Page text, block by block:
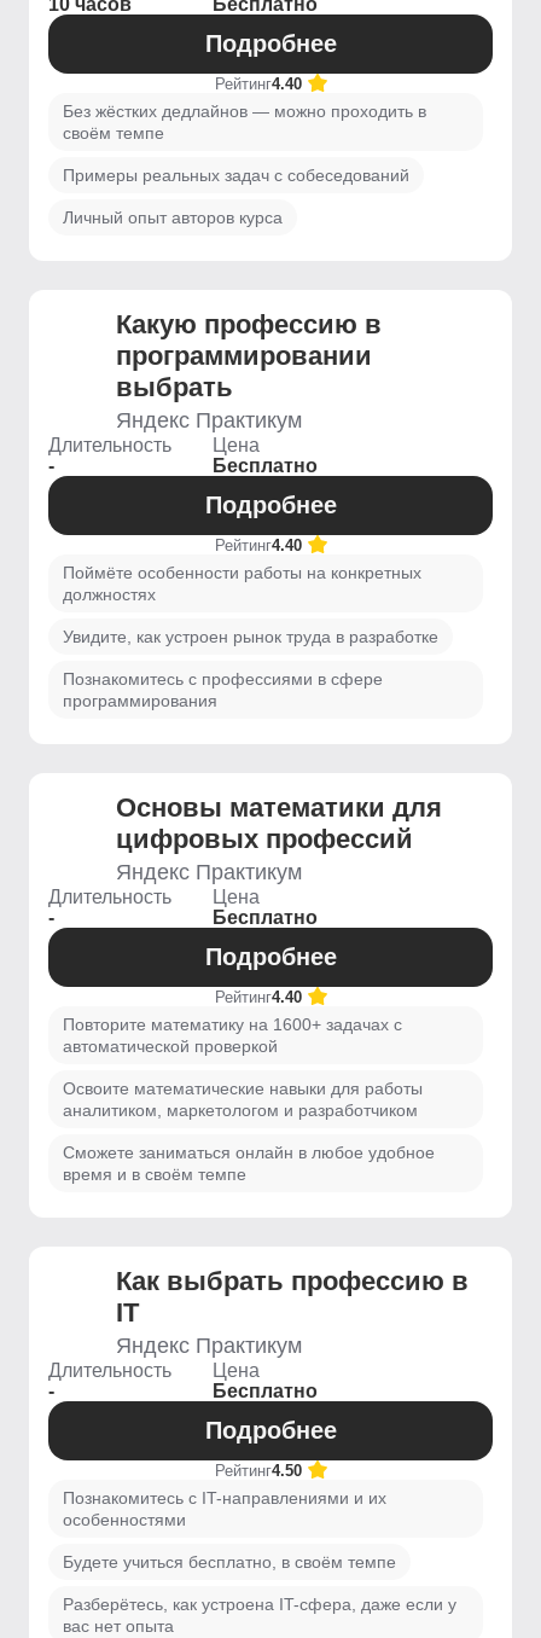
10 часов Бесплатно
Подробнее
Рейтинг4.40
Без жёстких дедлайнов — можно проходить в
своём темпе
Примеры реальных задач с собеседований
Личный опыт авторов курса
Какую профессию в
программировании
выбрать
Яндекс Практикум
Длительность
-
Цена
Бесплатно
Подробнее
Рейтинг4.40
Поймёте особенности работы на конкретных
должностях
Увидите, как устроен рынок труда в разработке
Познакомитесь с профессиями в сфере
программирования
Основы математики для
цифровых профессий
Яндекс Практикум
Длительность
-
Цена
Бесплатно
Подробнее
Рейтинг4.40
Повторите математику на 1600+ задачах с
автоматической проверкой
Освоите математические навыки для работы
аналитиком, маркетологом и разработчиком
Сможете заниматься онлайн в любое удобное
время и в своём темпе
Как выбрать профессию в
IT
Яндекс Практикум
Длительность
-
Цена
Бесплатно
Подробнее
Рейтинг4.50
Познакомитесь с IT-направлениями и их
особенностями
Будете учиться бесплатно, в своём темпе
Разберётесь, как устроена IT-сфера, даже если у
вас нет опыта